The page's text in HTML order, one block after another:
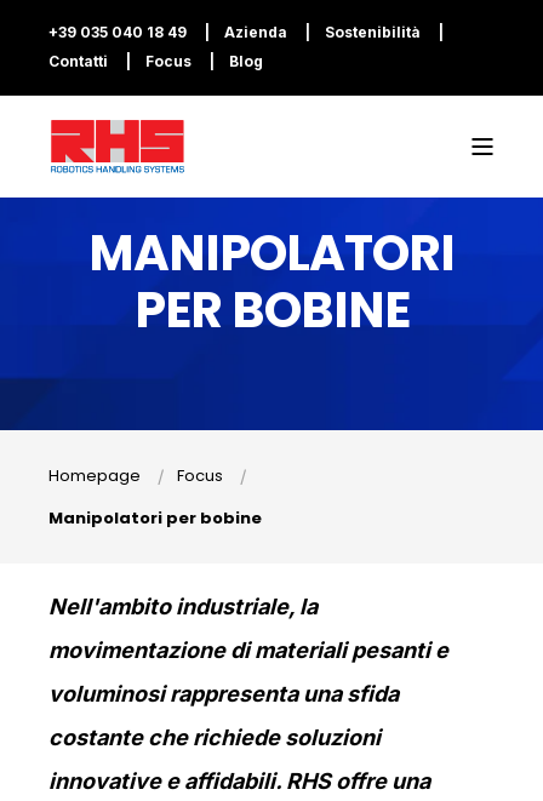
+39 035 040 18 49 Azienda
Sostenibilità
Contatti
Focus Blog
MANIPOLATORI
PER BOBINE
Homepage
Focus
Manipolatori per bobine
Nell'ambito industriale, la
movimentazione di materiali pesanti e
voluminosi rappresenta una sfida
costante che richiede soluzioni
innovative e affidabili. RHS offre una